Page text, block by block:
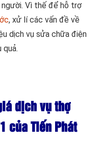
Vì thế để hỗ trợ
, xử lí các vấn đề về
dịch vụ sửa chữa điện
quả.
dịch vụ thợ
của Tiến Phát